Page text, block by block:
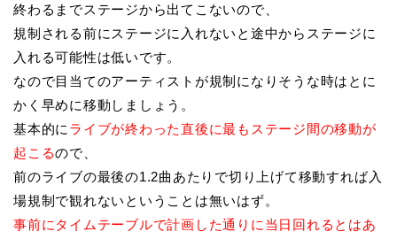
終わるまでステージから出てこないので、
規制される前にステージに入れないと途中からステージに
入れる可能性は低いです。
なので目当てのアーティストが規制になりそうな時はとに
かく早めに移動しましょう。
基本的に ライブが終わった直後に最もステージ間の移動が
起こるので、
前のライブの最後の1.2曲あたりで切り上げて移動すれば入
場規制で観れないということは無いはず。
事前にタイムテーブルで計画した通りに当日回れるとはあ